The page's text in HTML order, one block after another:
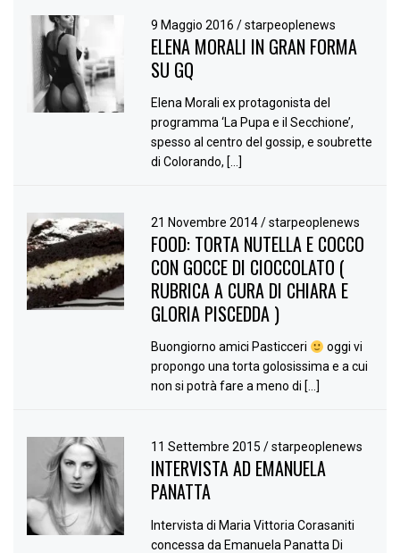
9 Maggio 2016/ starpeoplenews
ELENA MORALI IN GRAN FORMA
SU GQ
Elena Morali ex protagonista del
programma ‘La Pupa e il Secchione’,
spesso al centro del gossip, e soubrette
di Colorando, […]
21 Novembre 2014/ starpeoplenews
FOOD: TORTA NUTELLA E COCCO
CON GOCCE DI CIOCCOLATO (
RUBRICA A CURA DI CHIARA E
GLORIA PISCEDDA )
Buongiorno amici Pasticceri
oggi vi
propongo una torta golosissima e a cui
non si potrà fare a meno di […]
11 Settembre 2015/ starpeoplenews
INTERVISTA AD EMANUELA
PANATTA
Intervista di Maria Vittoria Corasaniti
concessa da Emanuela Panatta Di